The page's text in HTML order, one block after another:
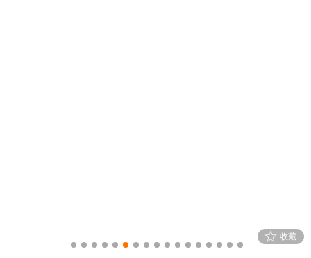
2 3 4 5 6 7 8 910111213141516